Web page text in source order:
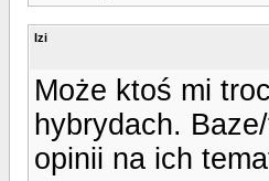
Izi
Może ktoś mi
hybrydach.
opinii na ich